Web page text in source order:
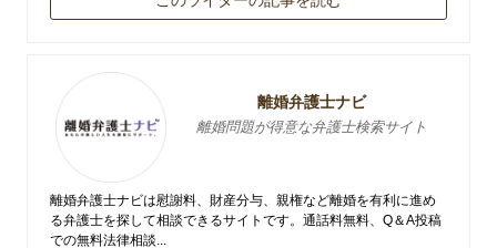
離婚弁護士ナビ
離婚問題が得意な弁護士検索サイト
離婚弁護士ナビは慰謝料、財産分与、親権など離婚を有利に進め
る弁護士を探して相談できるサイトです。通話料無料、Q＆A投稿
での無料法律相談...